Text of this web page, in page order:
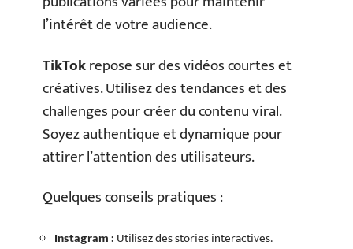
l’intérêt de votre audience.
TikTokrepose sur des vidéos courtes et
créatives. Utilisez des tendances et des
challenges pour créer du contenu viral.
Soyez authentique et dynamique pour
attirer l’attention des utilisateurs.
Quelques conseils pratiques :
Instagram : Utilisez des stories interactives.